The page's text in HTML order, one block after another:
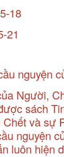
18
21
nguyện
Người,
sách
và sự
nguyện
luôn hiện